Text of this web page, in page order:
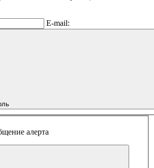
E-mail:
алерта